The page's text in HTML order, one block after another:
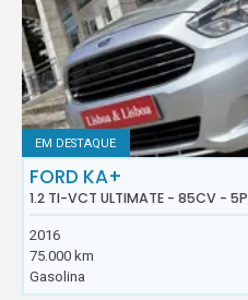
EM DESTAQUE
FORD KA+
1.2 TI-VCT ULTIMATE - 85CV - 5P
2016
75.000 km
Gasolina